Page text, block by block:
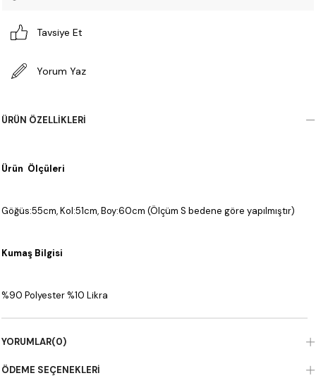
Tavsiye Et
Yorum Yaz
ÜRÜN ÖZELLIKLERI
Ürün Ölçüleri
Göğüs:55cm, Kol:51cm, Boy:60cm (Ölçüm S bedene göre yapılmıştır)
Kumaş Bilgisi
%90 Polyester %10 Likra
YORUMLAR(0)
ÖDEME SEÇENEKLERI